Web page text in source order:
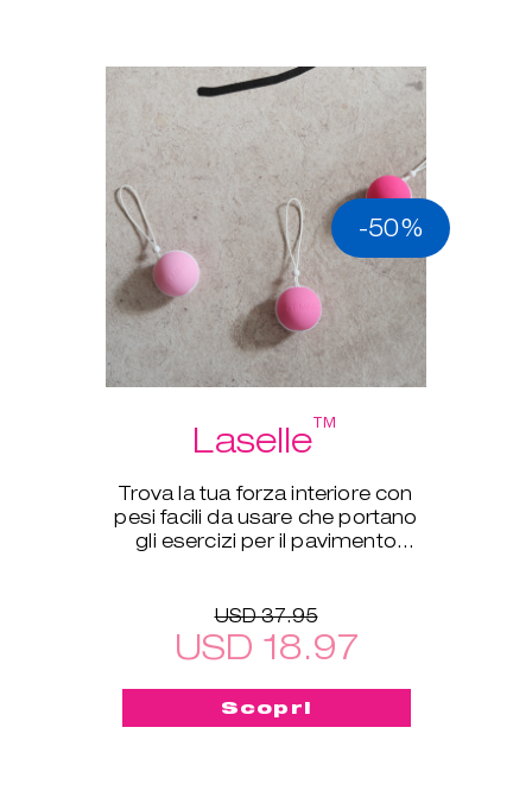
-50%
Laselle™
Trova la tua forza interiore con
pesi facili da usare che portano
gli esercizi per il pavimento
USD 37.95
USD 18.97
Scopri